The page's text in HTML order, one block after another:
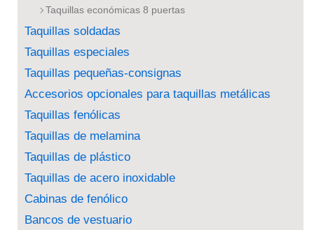
Taquillas económicas 8 puertas
Taquillas soldadas
Taquillas especiales
Taquillas pequeñas-consignas
Accesorios opcionales para taquillas metálicas
Taquillas fenólicas
Taquillas de melamina
Taquillas de plástico
Taquillas de acero inoxidable
Cabinas de fenólico
Bancos de vestuario